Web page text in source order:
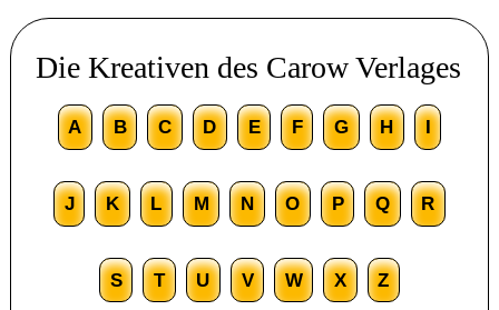
Die Kreativen des Carow Verlages
A B C D E F G H I
J K L M N O P Q R
S T U V W X Z